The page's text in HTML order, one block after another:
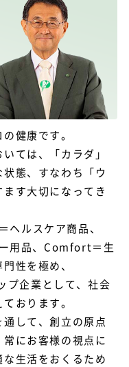
健康です。
ては、「カラダ」
態、すなわち「ウ
す大切になってき
ルスケア商品、
用品、Comfort＝生
性を極め、
プ企業として、社会
おります。
して、創立の原点
にお客様の視点に
生活をおくるため